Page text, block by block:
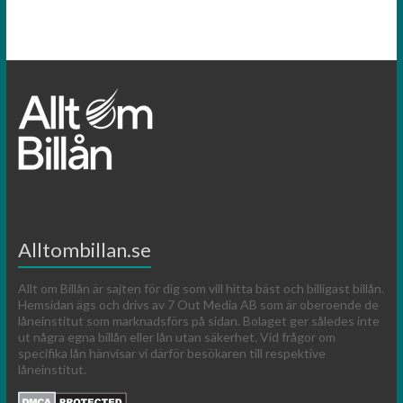
Alltombillan.se
Allt om Billån är sajten för dig som vill hitta bäst och billigast billån.
Hemsidan ägs och drivs av 7 Out Media AB som är oberoende de
låneinstitut som marknadsförs på sidan. Bolaget ger således inte
ut några egna billån eller lån utan säkerhet. Vid frågor om
specifika lån hänvisar vi därför besökaren till respektive
låneinstitut.